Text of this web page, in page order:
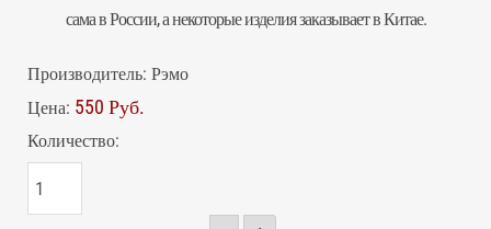
сама в России, а некоторые изделия заказывает в Китае.
Производитель: Рэмо
Цена: 550 Руб.
Количество: